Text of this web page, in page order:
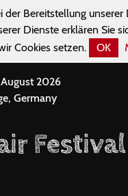
der Bereitstellung unserer
Dienste erklären Sie
Cookies setzen.
OK
2026
Germany
Festival